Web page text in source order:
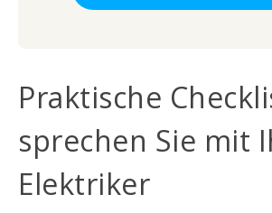
Praktische
sprechen Sie mit
Elektriker